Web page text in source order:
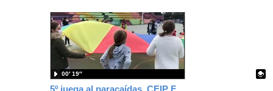
5º juega al paracaídas_CEIP FDLR_Las Rozas
00′ 19″